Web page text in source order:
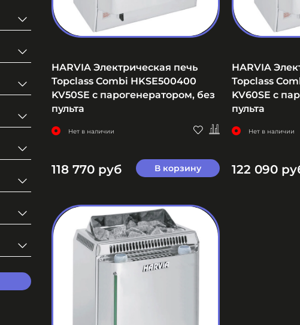
HARVIA Электрическая печь
Topclass Combi HKSE500400
KV50SE с парогенератором, без
пульта
Нет в наличии
118 770 руб В корзину
HARVIA
Topclass
KV60SE с
пульта
Нет в наличии
122 090